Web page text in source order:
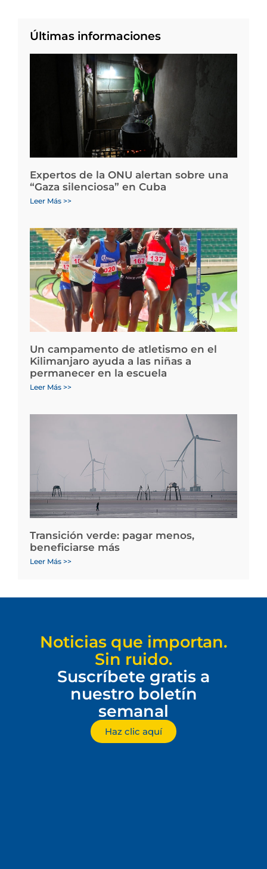
Últimas informaciones
Expertos de la ONU alertan sobre una
“Gaza silenciosa” en Cuba
Leer Más >>
Un campamento de atletismo en el
Kilimanjaro ayuda a las niñas a
permanecer en la escuela
Leer Más >>
Transición verde: pagar menos,
beneficiarse más
Leer Más >>
Noticias que importan.
Sin ruido.
Suscríbete gratis a
nuestro boletín
semanal
Haz clic aquí